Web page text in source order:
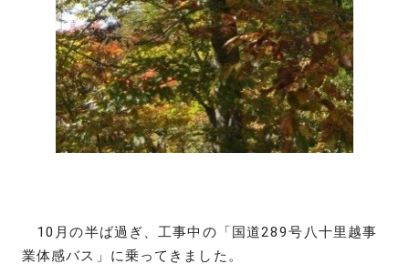
10月の半ば過ぎ、工事中の「国道289号八十里越事
業体感バス」に乗ってきました。